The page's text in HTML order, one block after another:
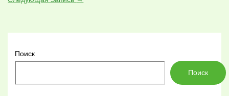
Поиск
Поиск